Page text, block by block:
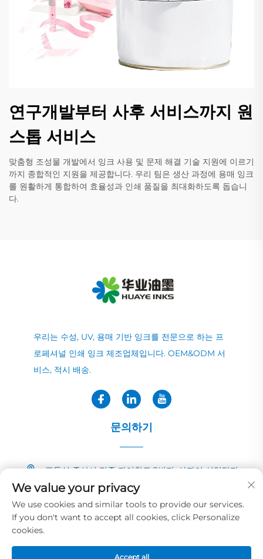
연구개발부터 사후 서비스까지 원
스톱 서비스
맞춤형 조성물 개발에서 잉크 사용 및 문제 해결 기술 지원에 이르기
까지 종합적인 지원을 제공합니다. 우리 팀은 생산 과정에 용매 잉크
를 원활하게 통합하여 효율성과 인쇄 품질을 최대화하도록 돕습니
다.
우리는 수성, UV, 용매 기반 잉크를 전문으로 하는 프
로페셔널 인쇄 잉크 제조업체입니다. OEM&ODM 서
비스, 적시 배송.
문의하기
광둥성 중산시 민중 자이칭로 2번지, 샤자이 산업단지
+86-13726040081
[email protected]
We value your privacy
We use cookies and similar tools to provide our services.
If you don't want to accept all cookies, click Personalize
cookies.
Accept all